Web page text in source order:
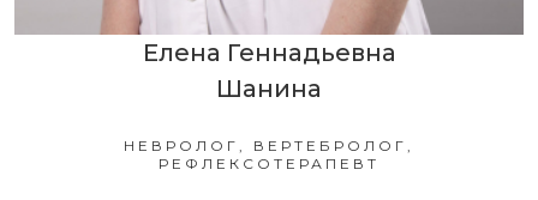
Елена Геннадьевна
Шанина
НЕВРОЛОГ, ВЕРТЕБРОЛОГ,
РЕФЛЕКСОТЕРАПЕВТ